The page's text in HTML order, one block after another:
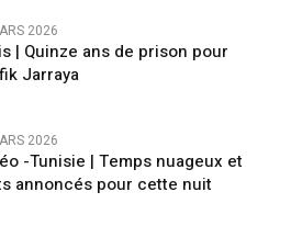
2026
| Quinze ans de prison pour
Jarraya
2026
-Tunisie | Temps nuageux et
annoncés pour cette nuit